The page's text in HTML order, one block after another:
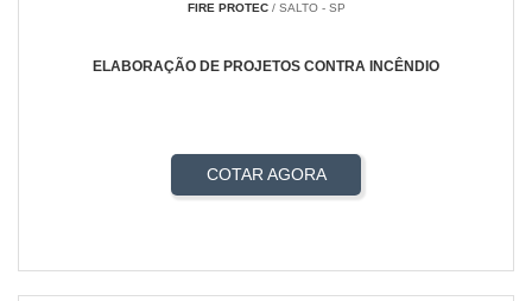
FIRE PROTEC/ SALTO - SP
ELABORAÇÃO DE PROJETOS CONTRA INCÊNDIO
COTAR AGORA